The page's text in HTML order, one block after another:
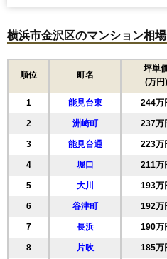
ライフヒルズ金沢八景ノ
住所 神奈川県横浜市金沢
六浦駅（11分）、金
相場 2,730万円～
(32.9万円/㎡~35.3万円
無料一括査
アークビュー金沢八景
住所 神奈川県横浜市金沢
交通 六浦駅（13分）、金
横浜市金沢区のマンション相
順位 町名
坪単
(万円)
1 能見台東 244万
2 洲崎町 237万
3 能見台通 223万
4 堀口 211万
5 大川 193万
6 谷津町 192万
7 長浜 190万
8 片吹 185万